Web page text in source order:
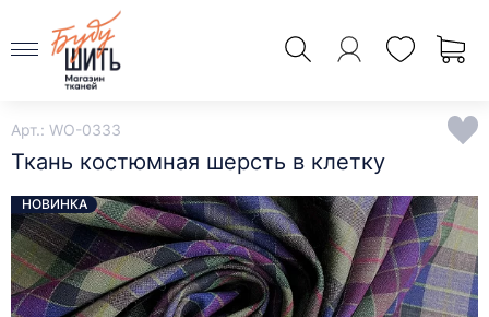
Арт.: WO-0333
Ткань костюмная шерсть в клетку
НОВИНКА